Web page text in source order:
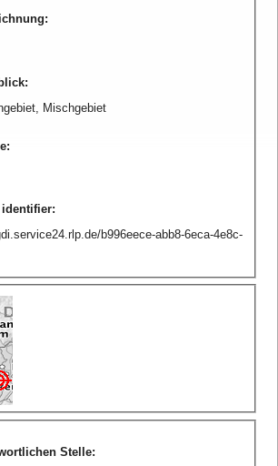
:
:
Mischgebiet
:
identifier:
b996eece-abb8-6eca-4e8c-
Stelle: